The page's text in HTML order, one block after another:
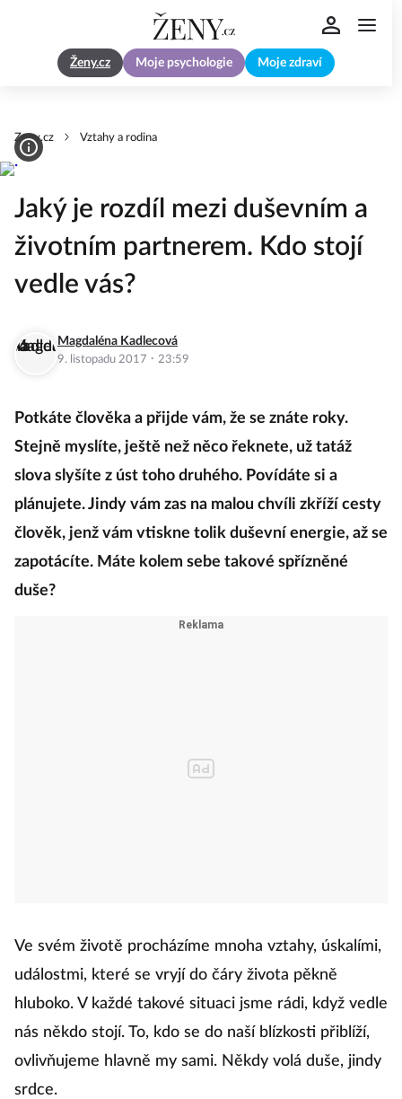
Ženy.cz Moje psychologie Moje zdraví
Zeny.cz Vztahy a rodina
Jaký je rozdíl mezi duševním a
životním partnerem. Kdo stojí
vedle vás?
Magdaléna Kadlecová
9. listopadu 2017 · 23:59
Potkáte člověka a přijde vám, že se znáte roky.
Stejně myslíte, ještě než něco řeknete, už tatáž
slova slyšíte z úst toho druhého. Povídáte si a
plánujete. Jindy vám zas na malou chvíli zkříží cesty
člověk, jenž vám vtiskne tolik duševní energie, až se
zapotácíte. Máte kolem sebe takové spřízněné
duše?
Ve svém životě procházíme mnoha vztahy, úskalími,
událostmi, které se vryjí do čáry života pěkně
hluboko. V každé takové situaci jsme rádi, když vedle
nás někdo stojí. To, kdo se do naší blízkosti přiblíží,
ovlivňujeme hlavně my sami. Někdy volá duše, jindy
srdce.